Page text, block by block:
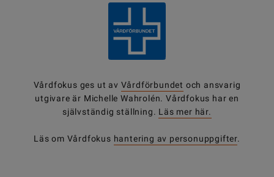
Vårdfokus ges ut av Vårdförbundet och ansvarig
utgivare är Michelle Wahrolén. Vårdfokus har en
självständig ställning. Läs mer här.
Läs om Vårdfokus hantering av personuppgifter.